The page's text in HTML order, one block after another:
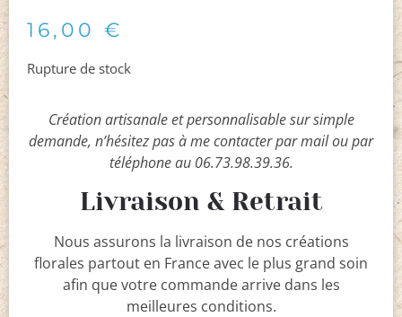
16,00 €
Rupture de stock
Création artisanale et personnalisable sur simple
demande, n’hésitez pas à me contacter par mail ou par
téléphone au 06.73.98.39.36.
Livraison & Retrait
Nous assurons la livraison de nos créations
florales partout en France avec le plus grand soin
afin que votre commande arrive dans les
meilleures conditions.